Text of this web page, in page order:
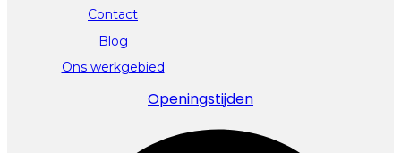
Contact
Blog
Ons werkgebied
Openingstijden